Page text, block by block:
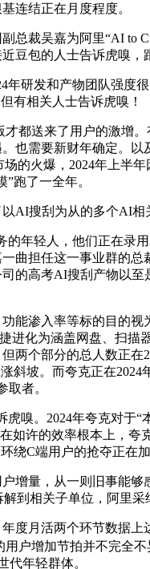
连结正在月度程度。
裁吴嘉为阿里“AI to
豆包的人士告诉虎嗅，
研发和产物团队强度很
有相关人士告诉虎嗅！
送来了用户的激增。
也需要新财年确定。
场的火爆，2024年上
跑了一全年。
搜刮为从的多个AI相
轻人，他们正在录用
曲担任这一事业群的
的高考AI搜刮产物以
渗入率等标的目的视
进化为涵盖网盘、扫
两个部分的总人数正
斜坡。而夸克正在
取者。
。2024年夸克对于“
如许的效率根本上，
绕C端用户的抢夺正在加
量，从一则旧事能够
到相关子单位，阿里
月活两个环节数据上
户增加节拍并不完全
代年轻群体。